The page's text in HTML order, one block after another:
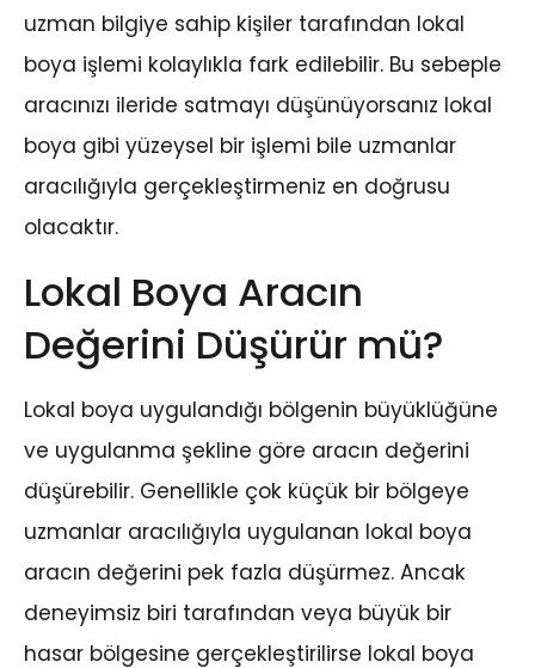
uzman bilgiye sahip kişiler tarafından lokal
boya işlemi kolaylıkla fark edilebilir. Bu sebeple
aracınızı ileride satmayı düşünüyorsanız lokal
boya gibi yüzeysel bir işlemi bile uzmanlar
aracılığıyla gerçekleştirmeniz en doğrusu
olacaktır.
Lokal Boya Aracın
Değerini Düşürür mü?
Lokal boya uygulandığı bölgenin büyüklüğüne
ve uygulanma şekline göre aracın değerini
düşürebilir. Genellikle çok küçük bir bölgeye
uzmanlar aracılığıyla uygulanan lokal boya
aracın değerini pek fazla düşürmez. Ancak
deneyimsiz biri tarafından veya büyük bir
hasar bölgesine gerçekleştirilirse lokal boya